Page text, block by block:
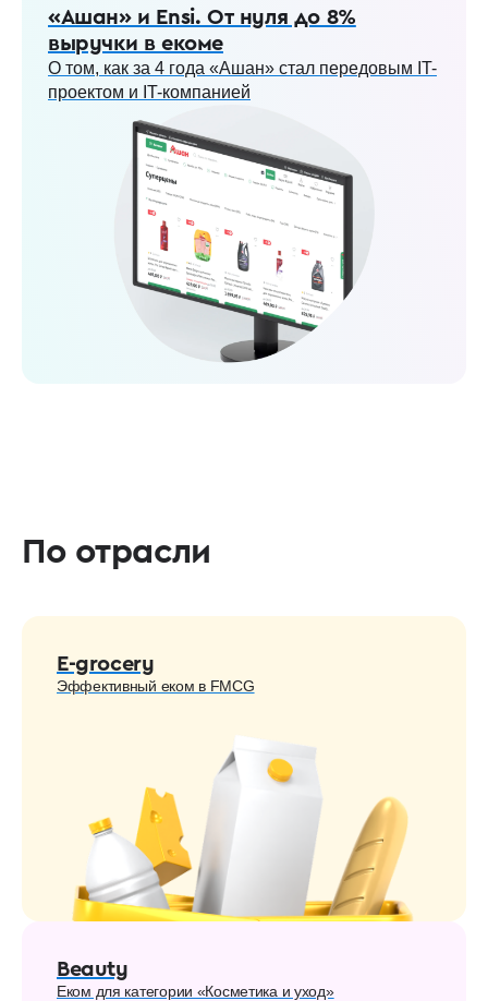
«Ашан» и Ensi. От нуля до 8%
выручки в екоме
О том, как за 4 года «Ашан» стал передовым IT-
проектом и IT-компанией
По отрасли
E-grocery
Эффективный еком в FMCG
Beauty
Еком для категории «Косметика и уход»